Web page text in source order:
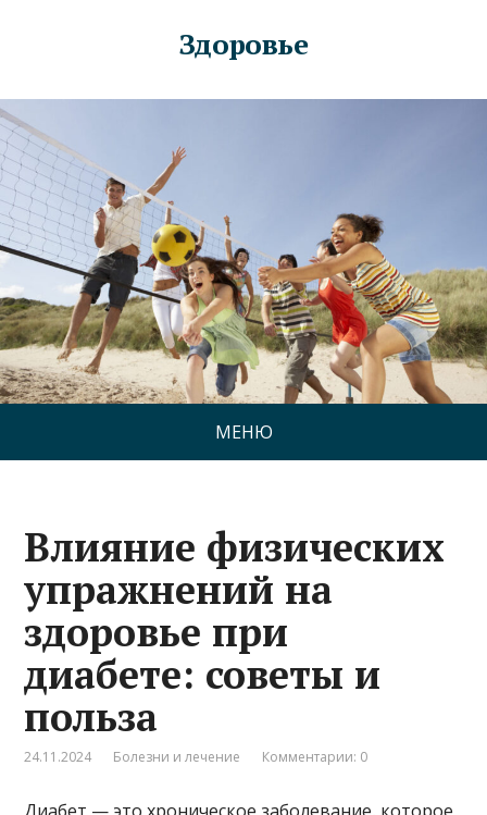
Здоровье
МЕНЮ
Влияние физических
упражнений на
здоровье при
диабете: советы и
польза
24.11.2024 Болезни и лечение Комментарии: 0